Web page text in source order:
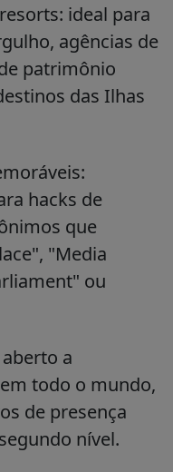
ideal para
agências de
patrimônio
das Ilhas
hacks de
que
"Media
ou
a
todo o mundo,
de presença
nível.